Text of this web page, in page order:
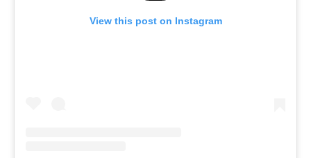
View this post on Instagram